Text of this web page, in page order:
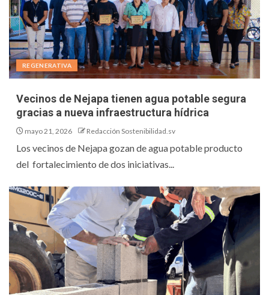
REGENERATIVA
Vecinos de Nejapa tienen agua potable segura
gracias a nueva infraestructura hídrica
mayo 21, 2026 Redacción Sostenibilidad.sv
Los vecinos de Nejapa gozan de agua potable producto
del fortalecimiento de dos iniciativas...